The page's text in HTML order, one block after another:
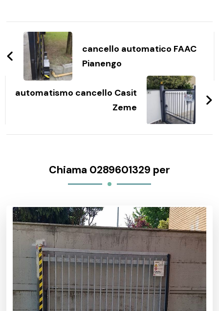
Navigazione
articoli
cancello automatico FAAC
Pianengo
automatismo cancello Casit
Zeme
Chiama 0289601329 per